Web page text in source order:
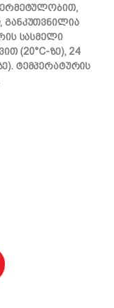
სასმელი
(20°C-ზე), 24
ტემპერატურის